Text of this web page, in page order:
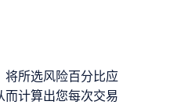
所选风险百分比应
计算出您每次交易